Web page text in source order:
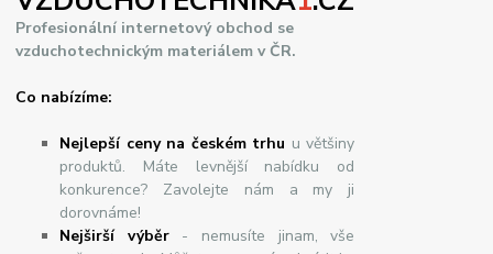
Profesionální internetový obchod se
vzduchotechnickým materiálem v ČR.
Co nabízíme:
Nejlepší ceny na českém trhu u většiny
produktů. Máte levnější nabídku od
konkurence? Zavolejte nám a my ji
dorovnáme!
Nejširšívýběr- nemusíte jinam, vše